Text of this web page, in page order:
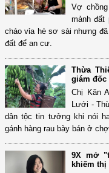
Vợ
mảnh đất
cháo vỉa hè sơ sài nhưng
đất để an cư.
Thừa
giám đốc
Chị Kăn
Lưới -
dân tộc tin tưởng khi nói
gánh hàng rau bày bán ở
9X mở
khiếm thị